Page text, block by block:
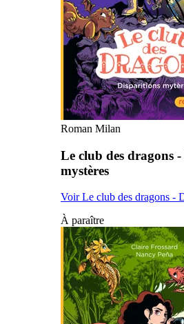
Roman Milan
Le club des dragons
mystères
Voir Le club des dragons -
À paraître